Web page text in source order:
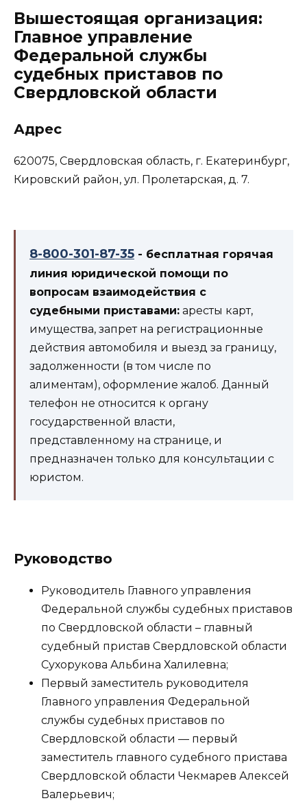
Вышестоящая организация:
Главное управление
Федеральной службы
судебных приставов по
Свердловской области
Адрес
620075, Свердловская область, г. Екатеринбург,
Кировский район, ул. Пролетарская, д. 7.
8-800-301-87-35 - бесплатная горячая
линия юридической помощи по
вопросам взаимодействия с
судебными приставами: аресты карт,
имущества, запрет на регистрационные
действия автомобиля и выезд за границу,
задолженности (в том числе по
алиментам), оформление жалоб. Данный
телефон не относится к органу
государственной власти,
представленному на странице, и
предназначен только для консультации с
юристом.
Руководство
Руководитель Главного управления
Федеральной службы судебных приставов
по Свердловской области – главный
судебный пристав Свердловской области
Сухорукова Альбина Халилевна;
Первый заместитель руководителя
Главного управления Федеральной
службы судебных приставов по
Свердловской области — первый
заместитель главного судебного пристава
Свердловской области Чекмарев Алексей
Валерьевич;